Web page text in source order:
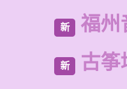
新 福州
新 古筝